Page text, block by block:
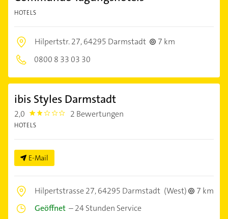
HOTELS
Hilpertstr. 27,64295 Darmstadt
7 km
0800 8 33 03 30
ibis Styles Darmstadt
2,0 2.0 2 Bewertungen
HOTELS
E-Mail
Hilpertstrasse 27,64295 Darmstadt (West)
7 km
Geöffnet –24 Stunden Service